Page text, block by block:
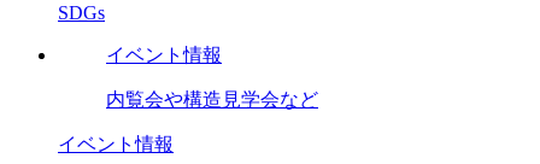
SDGs
イベント情報
内覧会や構造見学会など
イベント情報